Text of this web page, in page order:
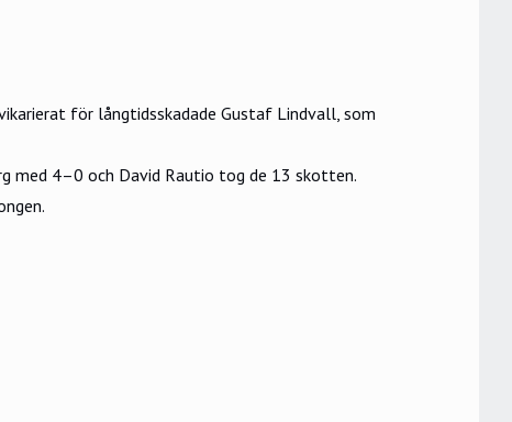
för långtidsskadade Gustaf Lindvall, som
med 4–0 och David Rautio tog de 13 skotten.